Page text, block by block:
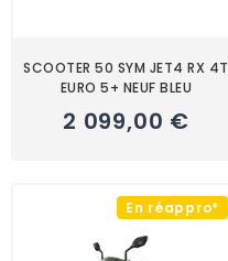
SCOOTER 50 SYM JET4 RX 4T
EURO 5+ NEUF BLEU
2 099,00 €
En réappro*